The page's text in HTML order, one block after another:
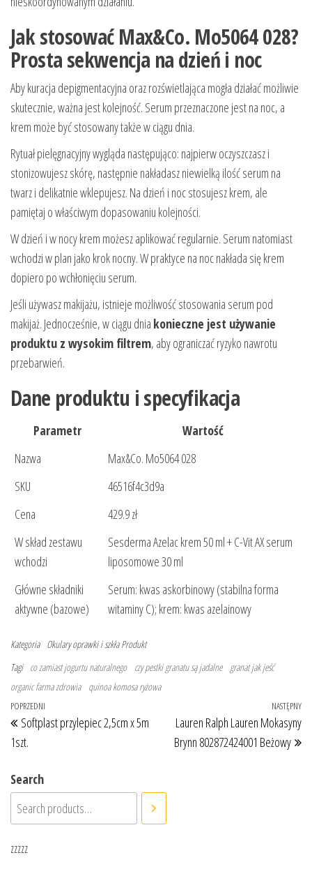
Jak stosować Max&Co. Mo5064 028?
Prosta sekwencja na dzień i noc
Aby kuracja depigmentacyjna oraz rozświetlająca mogła działać możliwie
skutecznie, ważna jest kolejność. Serum przeznaczone jest na noc, a
krem może być stosowany także w ciągu dnia.
Rytuał pielęgnacyjny wygląda następująco: najpierw oczyszczasz i
stonizowujesz skórę, następnie nakładasz niewielką ilość serum na
twarz i delikatnie wklepujesz. Na dzień i noc stosujesz krem, ale
pamiętaj o właściwym dopasowaniu kolejności.
W dzień i w nocy krem możesz aplikować regularnie. Serum natomiast
wchodzi w plan jako krok nocny. W praktyce na noc nakłada się krem
dopiero po wchłonięciu serum.
Jeśli używasz makijażu, istnieje możliwość stosowania serum pod
makijaż. Jednocześnie, w ciągu dnia konieczne jest używanie
produktu z wysokim filtrem, aby ograniczać ryzyko nawrotu
przebarwień.
Dane produktu i specyfikacja
Parametr
Wartość
Nazwa
Max&Co. Mo5064 028
SKU
46516f4c3d9a
Cena
429.9 zł
W skład zestawu
wchodzi
Sesderma Azelac krem 50 ml + C-Vit AX serum
liposomowe 30 ml
Główne składniki
aktywne (bazowe)
Serum: kwas askorbinowy (stabilna forma
witaminy C); krem: kwas azelainowy
Kategoria Okulary oprawki i szkła Produkt
Tagi co zamiast jogurtu naturalnego czy pestki granatu są jadalne
granat jak jeść
organic farma zdrowia
quinoa komosa ryżowa
Nawigacja wpisu
Poprzedni wpis
POPRZEDNI
Softplast przylepiec 2,5cm x 5m
1szt.
NASTĘPNY
Lauren Ralph Lauren Mokasyny
Brynn 802872424001 Beżowy
Search
zzzzz